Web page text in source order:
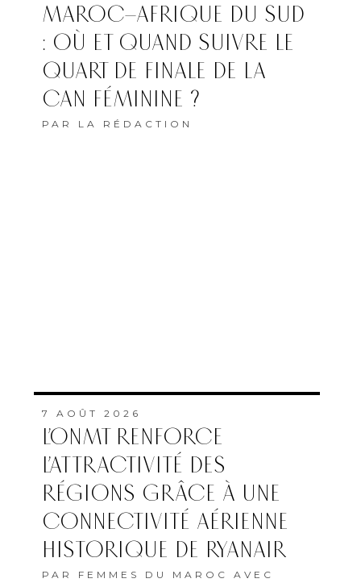
MAROC–AFRIQUE DU SUD
: OÙ ET QUAND SUIVRE LE
QUART DE FINALE DE LA
CAN FÉMININE ?
PAR LA RÉDACTION
7 AOÛT 2026
L’ONMT RENFORCE
L’ATTRACTIVITÉ DES
RÉGIONS GRÂCE À UNE
CONNECTIVITÉ AÉRIENNE
HISTORIQUE DE RYANAIR
PAR FEMMES DU MAROC AVEC